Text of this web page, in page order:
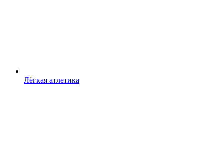
Лёгкая атлетика